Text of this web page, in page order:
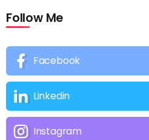
Follow Me
Facebook
Linkedin
Instagram